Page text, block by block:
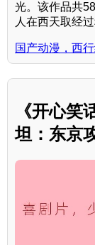
光。该作品共
人在西天取经
国产动漫，西
《开心笑
坦：东京